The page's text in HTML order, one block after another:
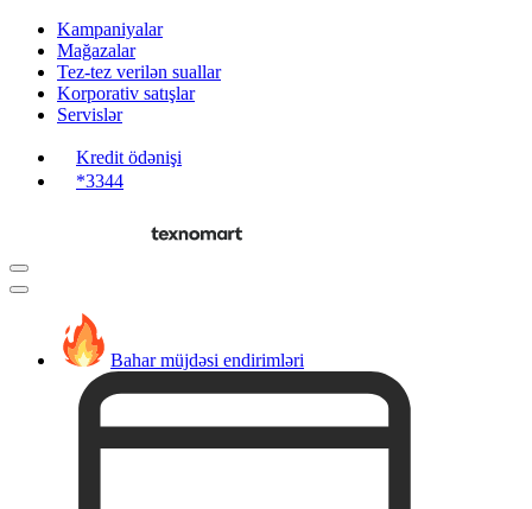
Kampaniyalar
Mağazalar
Tez-tez verilən suallar
Korporativ satışlar
Servislər
Kredit ödənişi
*3344
Bahar müjdəsi endirimləri